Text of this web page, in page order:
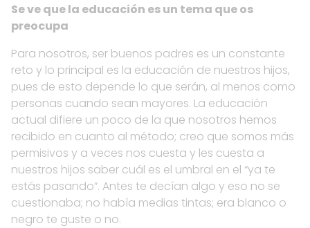
Se ve que la educación es un tema que os
preocupa
Para nosotros, ser buenos padres es un constante
reto y lo principal es la educación de nuestros hijos,
pues de esto depende lo que serán, al menos como
personas cuando sean mayores. La educación
actual difiere un poco de la que nosotros hemos
recibido en cuanto al método; creo que somos más
permisivos y a veces nos cuesta y les cuesta a
nuestros hijos saber cuál es el umbral en el “ya te
estás pasando”. Antes te decían algo y eso no se
cuestionaba; no había medias tintas; era blanco o
negro te guste o no.